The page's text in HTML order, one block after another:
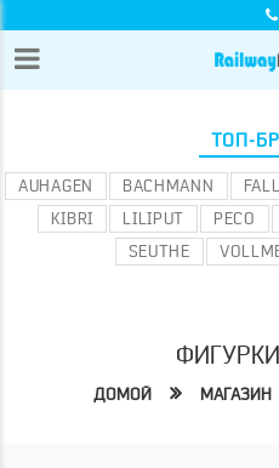
ТОП-
AUHAGEN BACHMANN
KIBRI
LILIPUT PECO
SEUTHE
ДОМОЙ МАГАЗИН